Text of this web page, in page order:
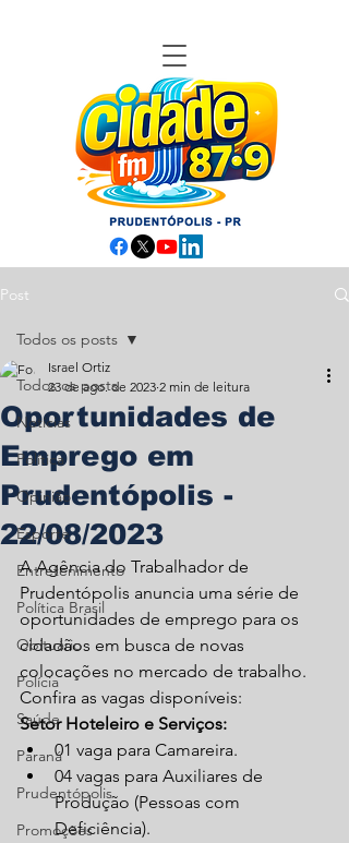
Post
Todos os posts
Notícias
Política
Opinião
Esporte
Entretenimento
Política Brasil
Obituário
Polícia
Saúde
Paraná
Prudentópolis
Promoções
Todos os posts
Oportunidades de
Emprego em
Prudentópolis -
22/08/2023
Israel Ortiz
23 de ago. de 2023 2 min de leitura
A Agência do Trabalhador de
Prudentópolis anuncia uma série de
oportunidades de emprego para os
cidadãos em busca de novas
colocações no mercado de trabalho.
Confira as vagas disponíveis:
Setor Hoteleiro e Serviços:
01 vaga para Camareira.
04 vagas para Auxiliares de
Produção (Pessoas com
Deficiência).